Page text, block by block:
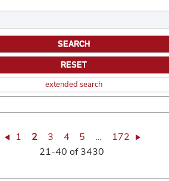
extended search
1 2 3 4 5 …
172
21-40 of 3430